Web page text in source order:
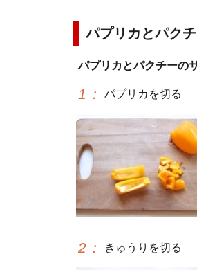
パプリカとパク
パプリカとパクチーの
1 ： パプリカを切る
2 ： きゅうりを切る